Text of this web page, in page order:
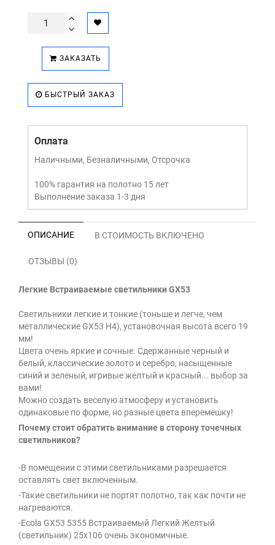
ЗАКАЗАТЬ
БЫСТРЫЙ ЗАКАЗ
Оплата
Наличными, Безналичными, Отсрочка
100% гарантия на полотно 15 лет
Выполнение заказа 1-3 дня
ОПИСАНИЕ В СТОИМОСТЬ ВКЛЮЧЕНО
ОТЗЫВЫ (0)
Легкие Встраиваемые светильники GX53
Светильники легкие и тонкие (тоньше и легче, чем
металлические GX53 H4), установочная высота всего 19
мм!
Цвета очень яркие и сочные. Сдержанные черный и
белый, классические золото и серебро, насыщенные
синий и зеленый, игривые желтый и красный... выбор за
вами!
Можно создать веселую атмосферу и установить
одинаковые по форме, но разные цвета вперемешку!
Почему стоит обратить внимание в сторону точечных
светильников?
-В помещении с этими светильниками разрешается
оставлять свет включенным.
-Такие светильники не портят полотно, так как почти не
нагреваются.
-Ecola GX53 5355 Встраиваемый Легкий Желтый
(светильник) 25x106 очень экономичные.